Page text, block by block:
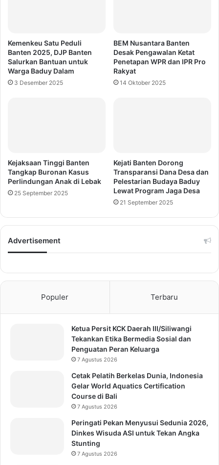
Kemenkeu Satu Peduli
Banten 2025, DJP Banten
Salurkan Bantuan untuk
Warga Baduy Dalam
3 Desember 2025
BEM Nusantara Banten
Desak Pengawalan Ketat
Penetapan WPR dan IPR Pro
Rakyat
14 Oktober 2025
Kejaksaan Tinggi Banten
Tangkap Buronan Kasus
Perlindungan Anak di Lebak
25 September 2025
Kejati Banten Dorong
Transparansi Dana Desa dan
Pelestarian Budaya Baduy
Lewat Program Jaga Desa
21 September 2025
Advertisement
Populer Terbaru
Ketua Persit KCK Daerah III/Siliwangi
Tekankan Etika Bermedia Sosial dan
Penguatan Peran Keluarga
7 Agustus 2026
Cetak Pelatih Berkelas Dunia, Indonesia
Gelar World Aquatics Certification
Course di Bali
7 Agustus 2026
Peringati Pekan Menyusui Sedunia 2026,
Dinkes Wisuda ASI untuk Tekan Angka
Stunting
7 Agustus 2026